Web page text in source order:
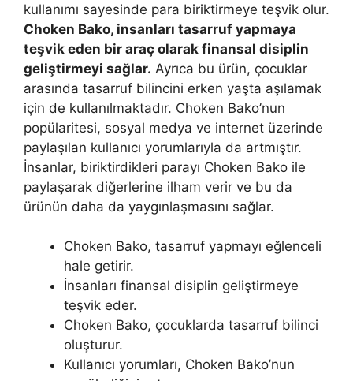
kullanımı sayesinde para biriktirmeye teşvik olur.
Choken Bako, insanları tasarruf yapmaya
teşvik eden bir araç olarak finansal disiplin
geliştirmeyi sağlar. Ayrıca bu ürün, çocuklar
arasında tasarruf bilincini erken yaşta aşılamak
için de kullanılmaktadır. Choken Bako’nun
popülaritesi, sosyal medya ve internet üzerinde
paylaşılan kullanıcı yorumlarıyla da artmıştır.
İnsanlar, biriktirdikleri parayı Choken Bako ile
paylaşarak diğerlerine ilham verir ve bu da
ürünün daha da yaygınlaşmasını sağlar.
Choken Bako, tasarruf yapmayı eğlenceli
hale getirir.
İnsanları finansal disiplin geliştirmeye
teşvik eder.
Choken Bako, çocuklarda tasarruf bilinci
oluşturur.
Kullanıcı yorumları, Choken Bako’nun